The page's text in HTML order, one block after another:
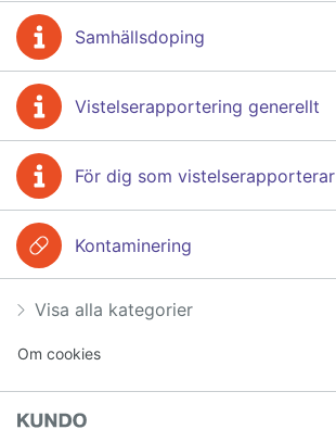
Samhällsdoping
Vistelserapportering generellt
För dig som vistelserapporterar
Kontaminering
Visa alla kategorier
Om cookies